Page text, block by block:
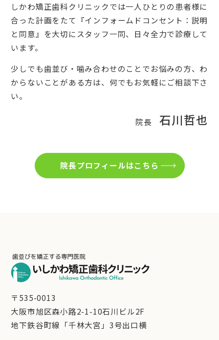
しかわ矯正歯科クリニックでは一人ひとりの患者様に
合った計画をたて『インフォームドコンセント：説明
と同意』を大切にスタッフ一同、日々全力で診療して
います。
少しでも歯並び・噛み合わせのことでお悩みの方、わ
からないことがある方は、何でもお気軽にご相談下さ
い。
院長 石川哲也
院長プロフィールはこちら
〒535-0013
大阪市旭区森小路2-1-10石川ビル2F
地下鉄谷町線「千林大宮」3号出口横